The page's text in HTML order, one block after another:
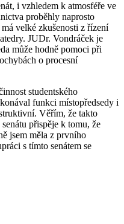
i vzhledem k atmosféře ve
proběhly naprosto
velké zkušenosti z řízení
JUDr. Vondráček je
může hodně pomoci při
o procesní
studentského
funkci místopředsedy i
Věřím, že takto
přispěje k tomu, že
jsem měla z prvního
s tímto senátem se